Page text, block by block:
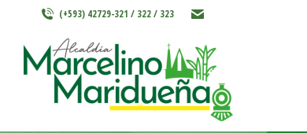
(+593) 42729-321 / 322 / 323